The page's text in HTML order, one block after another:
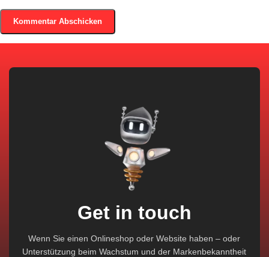
Get in touch
Wenn Sie einen Onlineshop oder Website haben – oder
Unterstützung beim Wachstum und der Markenbekanntheit